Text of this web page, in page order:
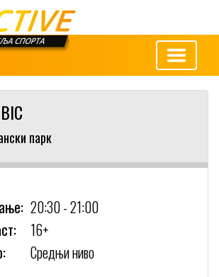
парк
20:30 - 21:00
16+
Средњи ниво